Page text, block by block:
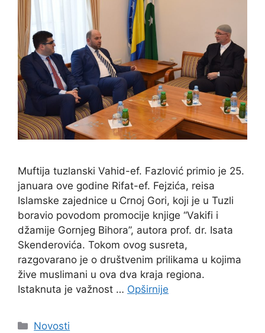
Muftija tuzlanski Vahid-ef. Fazlović primio je 25.
januara ove godine Rifat-ef. Fejzića, reisa
Islamske zajednice u Crnoj Gori, koji je u Tuzli
boravio povodom promocije knjige “Vakifi i
džamije Gornjeg Bihora”, autora prof. dr. Isata
Skenderovića. Tokom ovog susreta,
razgovarano je o društvenim prilikama u kojima
žive muslimani u ova dva kraja regiona.
Istaknuta je važnost … Opširnije
Kategorije
Novosti